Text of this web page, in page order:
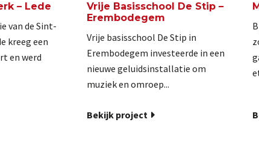
– Lede
van de Sint-
kreeg een
en werd
Vrije Basisschool De Stip –
Erembodegem
Vrije basisschool De Stip in
Erembodegem investeerde in een
nieuwe geluidsinstallatie om
muziek en omroep...
Bekijk project